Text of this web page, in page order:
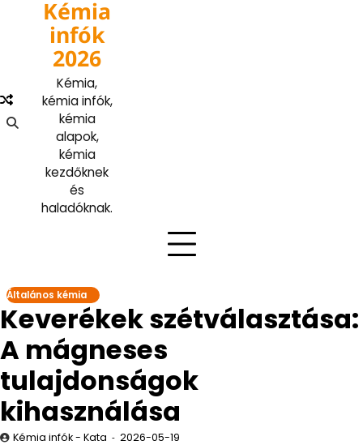
Kémia
infók
2026
Kémia,
kémia infók,
kémia
alapok,
kémia
kezdőknek
és
haladóknak.
Általános kémia
Keverékek szétválasztása:
A mágneses
tulajdonságok
kihasználása
Kémia infók - Kata 2026-05-19